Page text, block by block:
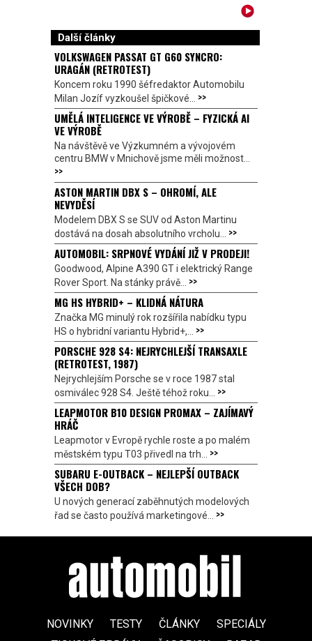
Další články
VOLKSWAGEN PASSAT GT G60 SYNCRO:
URAGÁN (RETROTEST)
Koncem roku 1990 šéfredaktor Automobilu
Milan Jozíf vyzkoušel špičkové... >>
UMĚLÁ INTELIGENCE VE VÝROBĚ – FYZICKÁ AI
VE VÝROBĚ
Na návštěvě ve Výzkumném a vývojovém
centru BMW v Mnichově jsme měli možnost...
>>
ASTON MARTIN DBX S – OHROMÍ, ALE
NEVYDĚSÍ
Modelem DBX S se SUV od Aston Martinu
dostává na dosah absolutního vrcholu... >>
AUTOMOBIL: SRPNOVÉ VYDÁNÍ JIŽ V PRODEJI!
Goodwood, Alpine A390 GT i elektrický Range
Rover Sport. Na stánky právě... >>
MG HS HYBRID+ – KLIDNÁ NÁTURA
Značka MG minulý rok rozšířila nabídku typu
HS o hybridní variantu Hybrid+,... >>
PORSCHE 928 S4: NEJRYCHLEJŠÍ TRANSAXLE
(RETROTEST, 1987)
Nejrychlejším Porsche se v roce 1987 stal
osmiválec 928 S4. Ještě téhož roku... >>
LEAPMOTOR B10 DESIGN PROMAX – ZAJÍMAVÝ
HRÁČ
Leapmotor v Evropě rychle roste a po malém
městském typu T03 přivedl na trh... >>
SUBARU E-OUTBACK – NEJLEPŠÍ OUTBACK
VŠECH DOB?
U nových generací zaběhnutých modelových
řad se často používá marketingové... >>
NOVINKY TESTY ČLÁNKY
SPECIÁLY